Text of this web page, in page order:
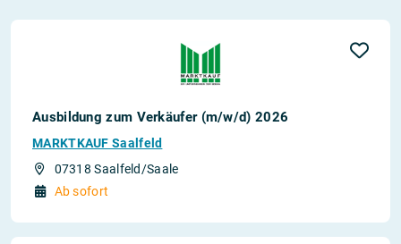
Ausbildung zum Verkäufer (m/w/d) 2026
MARKTKAUF Saalfeld
07318 Saalfeld/Saale
Ab sofort